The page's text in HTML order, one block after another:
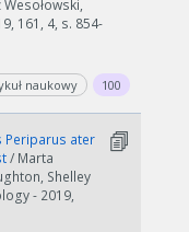
161, 4, s. 854-
naukowy 100
Periparus ater
/ Marta
Shelley
- 2019,